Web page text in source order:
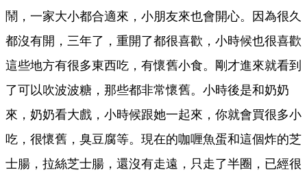
鬧，一家大小都合適來，小朋友來也會開心。因為很久
都沒有開，三年了，重開了都很喜歡，小時候也很喜歡
這些地方有很多東西吃，有懷舊小食。剛才進來就看到
了可以吹波波糖，那些都非常懷舊。小時後是和奶奶
來，奶奶看大戲，小時候跟她一起來，你就會買很多小
吃，很懷舊，臭豆腐等。現在的咖喱魚蛋和這個炸的芝
士腸，拉絲芝士腸，還沒有走遠，只走了半圈，已經很